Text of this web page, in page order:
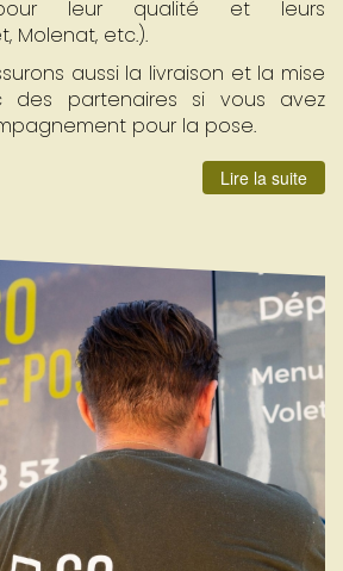
pour leur qualité et leurs
Molenat, etc.).
aussi la livraison et la mise
des partenaires si vous avez
pour la pose.
Lire la suite